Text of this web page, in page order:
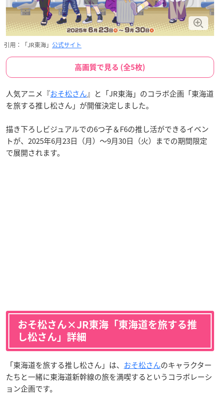
引用：「JR東海」 公式サイト
高画質で見る (全5枚)
人気アニメ『おそ松さん』と「JR東海」のコラボ企画「東海道
を旅する推し松さん」が開催決定しました。
描き下ろしビジュアルでの6つ子＆F6の推し活ができるイベン
トが、2025年6月23日（月）〜9月30日（火）までの期間限定
で展開されます。
おそ松さん×JR東海「東海道を旅する推
し松さん」詳細
「東海道を旅する推し松さん」は、 おそ松さんのキャラクター
たちと一緒に東海道新幹線の旅を満喫するというコラボレーシ
ョン企画です。